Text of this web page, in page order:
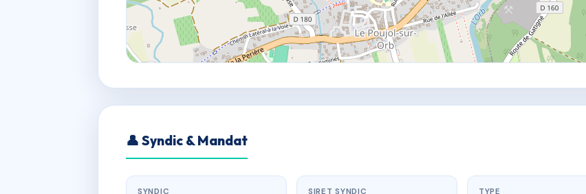
👤 Syndic & Mandat
SYNDIC SIRET SYNDIC TYPE